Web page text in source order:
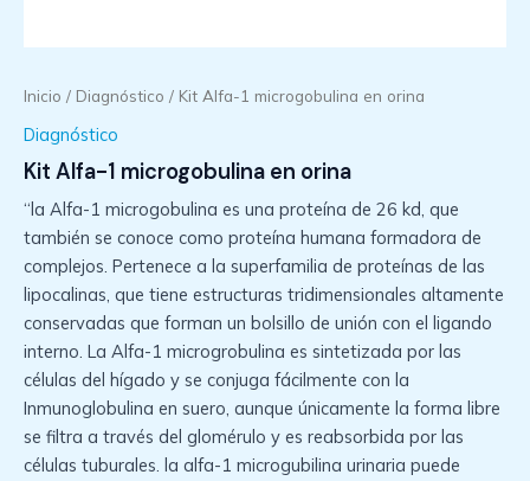
Inicio / Diagnóstico / Kit Alfa-1 microgobulina en orina
Diagnóstico
Kit Alfa-1 microgobulina en orina
“la Alfa-1 microgobulina es una proteína de 26 kd, que
también se conoce como proteína humana formadora de
complejos. Pertenece a la superfamilia de proteínas de las
lipocalinas, que tiene estructuras tridimensionales altamente
conservadas que forman un bolsillo de unión con el ligando
interno. La Alfa-1 microgrobulina es sintetizada por las
células del hígado y se conjuga fácilmente con la
Inmunoglobulina en suero, aunque únicamente la forma libre
se filtra a través del glomérulo y es reabsorbida por las
células tuburales. la alfa-1 microgubilina urinaria puede